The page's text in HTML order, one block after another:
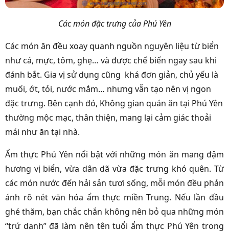
Các món đặc trưng của Phú Yên
Các món ăn đều xoay quanh nguồn nguyên liệu từ biển
như cá, mực, tôm, ghẹ… và được chế biến ngay sau khi
đánh bắt. Gia vị sử dụng cũng khá đơn giản, chủ yếu là
muối, ớt, tỏi, nước mắm… nhưng vẫn tạo nên vị ngon
đặc trưng. Bên cạnh đó, Không gian quán ăn tại Phú Yên
thường mộc mạc, thân thiện, mang lại cảm giác thoải
mái như ăn tại nhà.
Ẩm thực Phú Yên nổi bật với những món ăn mang đậm
hương vị biển, vừa dân dã vừa đặc trưng khó quên. Từ
các món nước đến hải sản tươi sống, mỗi món đều phản
ánh rõ nét văn hóa ẩm thực miền Trung. Nếu lần đầu
ghé thăm, bạn chắc chắn không nên bỏ qua những món
“trứ danh” đã làm nên tên tuổi ẩm thực Phú Yên trong